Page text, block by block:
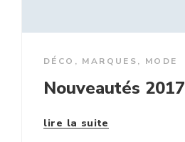
DÉCO , MARQUES, MODE
Nouveautés 2017
lire la suite